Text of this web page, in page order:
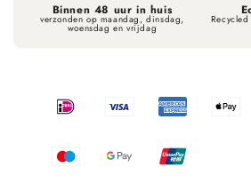
Binnen 48 uur in huis
verzonden op maandag, dinsdag,
woensdag en vrijdag